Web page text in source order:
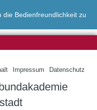
die Bedienfreundlichkeit zu
Impressum Datenschutz